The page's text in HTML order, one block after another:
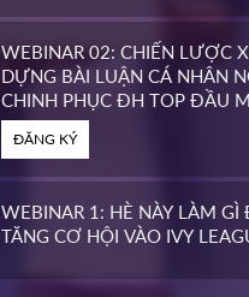
ĐĂNG KÝ
WHATCOM COMMUNITY
ĐĂNG KÝ
WEBINAR 02: CHIẾN LƯỢC
DỰNG BÀI LUẬN CÁ NHÂN
CHINH PHỤC ĐH TOP ĐẦU
ĐĂNG KÝ
WEBINAR 1: HÈ NÀY LÀM GÌ
TĂNG CƠ HỘI VÀO IVY